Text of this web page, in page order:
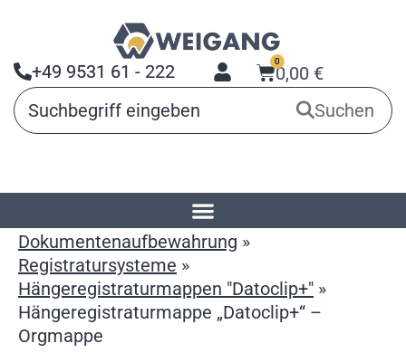
+49 9531 61 - 222 0,00 €
0
Suchen
»
Dokumentenaufbewahrung »
Registratursysteme »
Hängeregistraturmappen "Datoclip+" »
Hängeregistraturmappe „Datoclip+“ –
Orgmappe